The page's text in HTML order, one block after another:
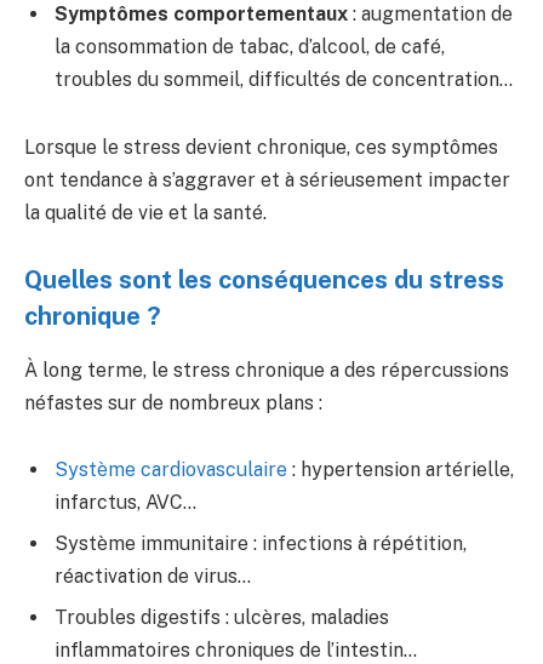
Symptômes comportementaux : augmentation de
la consommation de tabac, d’alcool, de café,
troubles du sommeil, difficultés de concentration…
Lorsque le stress devient chronique, ces symptômes
ont tendance à s’aggraver et à sérieusement impacter
la qualité de vie et la santé.
Quelles sont les conséquences du stress
chronique ?
À long terme, le stress chronique a des répercussions
néfastes sur de nombreux plans :
Système cardiovasculaire : hypertension artérielle,
infarctus, AVC…
Système immunitaire : infections à répétition,
réactivation de virus…
Troubles digestifs : ulcères, maladies
inflammatoires chroniques de l’intestin…